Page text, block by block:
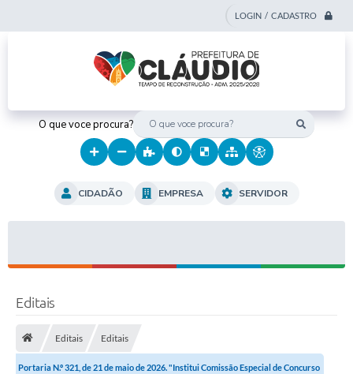
LOGIN / CADASTRO
O que voce procura?
CIDADÃO EMPRESA SERVIDOR
Editais
Editais Editais
Portaria N.º 321, de 21 de maio de 2026. "Institui Comissão Especial de Concurso